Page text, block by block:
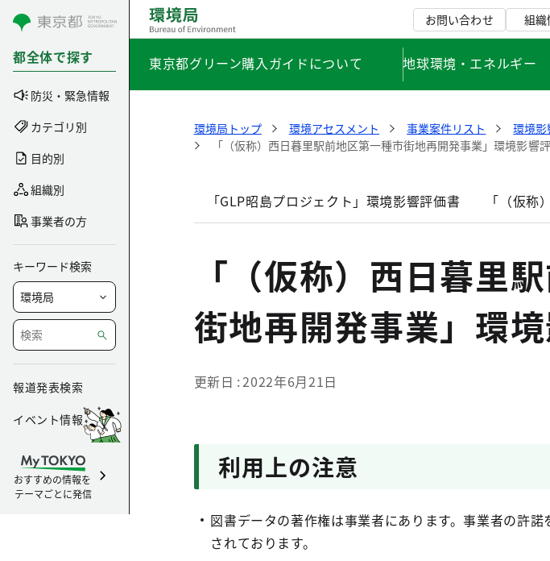
コンテンツにスキップ
都全体で探す
防災・緊急情報
カテゴリ別
目的別
組織別
事業者の方
キーワード検索
報道発表検索
イベント情報
おすすめの情報を
テーマごとに発信
お問い合わせ 組織
東京都グリーン購入ガイドについて 地球環境・エネルギー
環境局トップ 環境アセスメント 事業案件リスト 環境
「（仮称）西日暮里駅前地区第一種市街地再開発事業」環境影響
「GLP昭島プロジェクト」環境影響評価書 「（仮
「（仮称）西日暮里
街地再開発事業」環
更新日 2022年6月21日
利用上の注意
図書データの著作権は事業者にあります。事業者の許
されております。